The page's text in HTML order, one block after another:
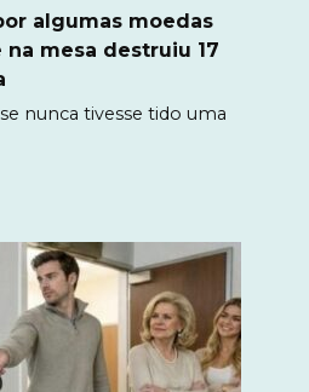
algumas moedas
mesa destruiu 17
nunca tivesse tido uma